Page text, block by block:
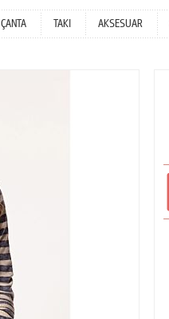
ÇANTA TAKI AKSESUAR